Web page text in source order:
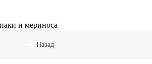
и мериноса
Назад